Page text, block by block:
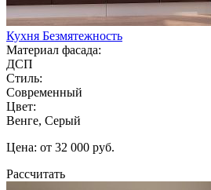
Кухня Безмятежность
Материал фасада:
ДСП
Стиль:
Современный
Цвет:
Венге, Серый
Цена: от 32 000 руб.
Рассчитать